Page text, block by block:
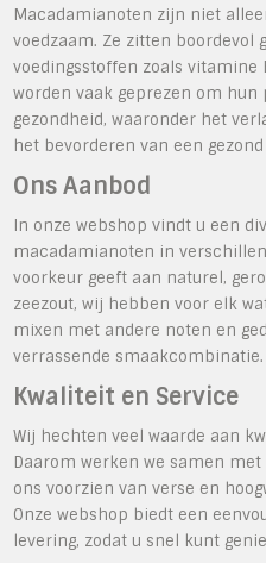
Macadamianoten zijn niet
voedzaam. Ze zitten boordevol
voedingsstoffen zoals vitamine
worden vaak geprezen om
gezondheid, waaronder het
het bevorderen van een
Ons Aanbod
In onze webshop vindt u een
macadamianoten in
voorkeur geeft aan naturel,
zeezout, wij hebben voor elk
mixen met andere noten en
verrassende smaakcombinatie.
Kwaliteit en Service
Wij hechten veel waarde aan
Daarom werken we samen
ons voorzien van verse en
Onze webshop biedt een
levering, zodat u snel kunt